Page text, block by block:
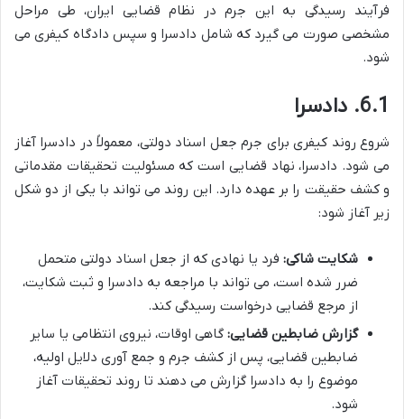
فرآیند رسیدگی به این جرم در نظام قضایی ایران، طی مراحل
مشخصی صورت می گیرد که شامل دادسرا و سپس دادگاه کیفری می
شود.
6.1. دادسرا
شروع روند کیفری برای جرم جعل اسناد دولتی، معمولاً در دادسرا آغاز
می شود. دادسرا، نهاد قضایی است که مسئولیت تحقیقات مقدماتی
و کشف حقیقت را بر عهده دارد. این روند می تواند با یکی از دو شکل
زیر آغاز شود:
شکایت شاکی: فرد یا نهادی که از جعل اسناد دولتی متحمل
ضرر شده است، می تواند با مراجعه به دادسرا و ثبت شکایت،
از مرجع قضایی درخواست رسیدگی کند.
گزارش ضابطین قضایی: گاهی اوقات، نیروی انتظامی یا سایر
ضابطین قضایی، پس از کشف جرم و جمع آوری دلایل اولیه،
موضوع را به دادسرا گزارش می دهند تا روند تحقیقات آغاز
شود.